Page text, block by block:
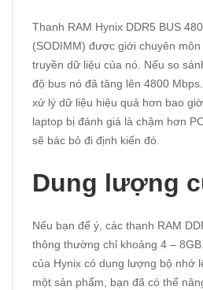
Thanh RAM Hynix DDR5 BUS
(SODIMM) được giới chuyên
truyền dữ liệu của nó. Nếu so
độ bus nó đã tăng lên 4800
xử lý dữ liệu hiệu quả hơn bao
laptop bị đánh giá là chậm hơn
sẽ bác bỏ đi định kiến đó.
Dung lượng
Nếu bạn để ý, các thanh RAM
thông thường chỉ khoảng 4 –
của Hynix có dung lượng bộ nhớ
một sản phẩm, bạn đã có thể